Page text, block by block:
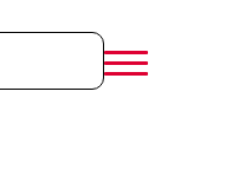
menú móvil